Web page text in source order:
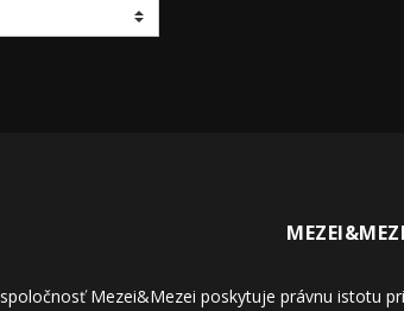
Mezei&Mezei poskytuje právnu istotu